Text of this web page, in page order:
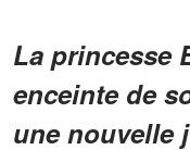
La princesse
enceinte de
une nouvelle